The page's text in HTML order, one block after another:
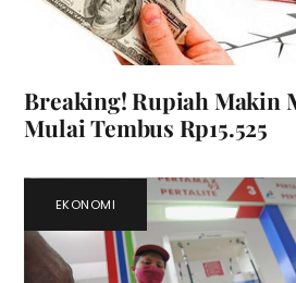
Breaking! Rupiah Makin
Mulai Tembus Rp15.525
EKONOMI